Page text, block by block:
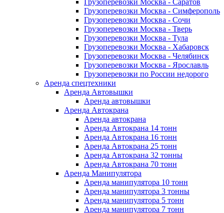
Грузоперевозки Москва - Саратов
Грузоперевозки Москва - Симферополь
Грузоперевозки Москва - Сочи
Грузоперевозки Москва - Тверь
Грузоперевозки Москва - Тула
Грузоперевозки Москва - Хабаровск
Грузоперевозки Москва - Челябинск
Грузоперевозки Москва - Ярославль
Грузоперевозки по России недорого
Аренда спецтехники
Аренда Автовышки
Аренда автовышки
Аренда Автокрана
Аренда автокрана
Аренда Автокрана 14 тонн
Аренда Автокрана 16 тонн
Аренда Автокрана 25 тонн
Аренда Автокрана 32 тонны
Аренда Автокрана 70 тонн
Аренда Манипулятора
Аренда манипулятора 10 тонн
Аренда манипулятора 3 тонны
Аренда манипулятора 5 тонн
Аренда манипулятора 7 тонн